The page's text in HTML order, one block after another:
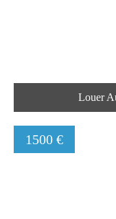
Louer
1500 €